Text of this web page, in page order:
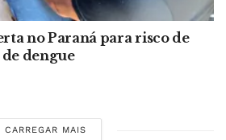
no Paraná para risco de
dengue
CARREGAR MAIS